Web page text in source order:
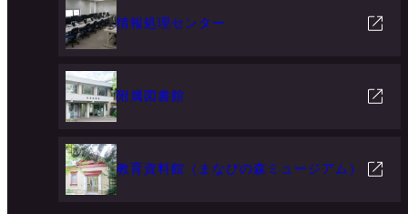
情報処理センター
附属図書館
教育資料館（まなびの森ミュージアム）